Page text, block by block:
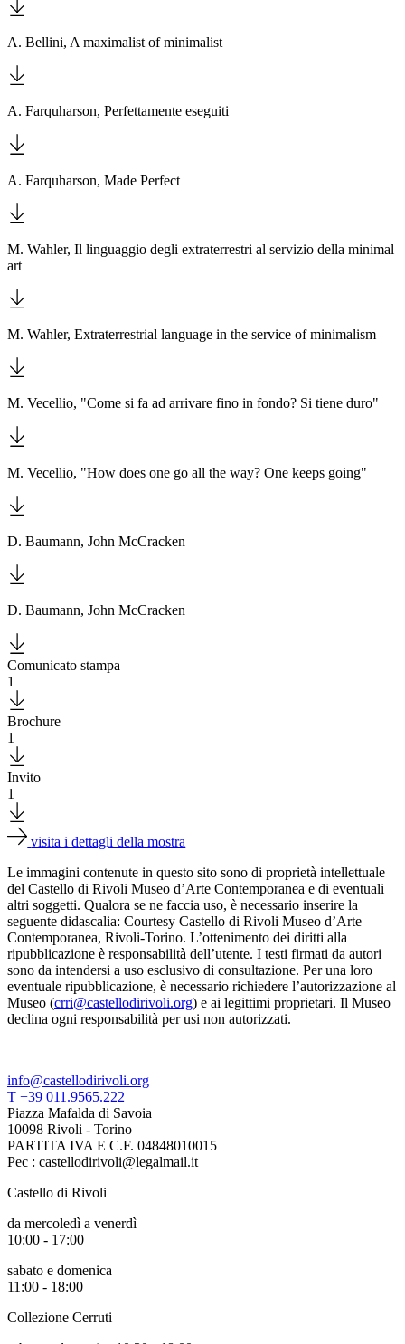
Chi
Organizza
Amministrazione
trasparente
museo
A. Bellini, A maximalist of minimalist
A. Farquharson, Perfettamente eseguiti
A. Farquharson, Made Perfect
M. Wahler, Il linguaggio degli extraterrestri al servizio della minimal
art
M. Wahler, Extraterrestrial language in the service of minimalism
M. Vecellio, "Come si fa ad arrivare fino in fondo? Si tiene duro"
M. Vecellio, "How does one go all the way? One keeps going"
D. Baumann, John McCracken
D. Baumann, John McCracken
Comunicato stampa
1
Download
Brochure
1
Download
Invito
1
Download
visita i dettagli della mostra
Le immagini contenute in questo sito sono di proprietà intellettuale
del Castello di Rivoli Museo d’Arte Contemporanea e di eventuali
altri soggetti. Qualora se ne faccia uso, è necessario inserire la
seguente didascalia: Courtesy Castello di Rivoli Museo d’Arte
Contemporanea, Rivoli-Torino. L’ottenimento dei diritti alla
ripubblicazione è responsabilità dell’utente. I testi firmati da autori
sono da intendersi a uso esclusivo di consultazione. Per una loro
eventuale ripubblicazione, è necessario richiedere l’autorizzazione al
Museo (crri@castellodirivoli.org) e ai legittimi proprietari. Il Museo
declina ogni responsabilità per usi non autorizzati.
info@castellodirivoli.org
T +39 011.9565.222
Piazza Mafalda di Savoia
10098 Rivoli - Torino
PARTITA IVA E C.F. 04848010015
Pec : castellodirivoli@legalmail.it
Castello di Rivoli
da mercoledì a venerdì
10:00 - 17:00
sabato e domenica
11:00 - 18:00
Collezione Cerruti